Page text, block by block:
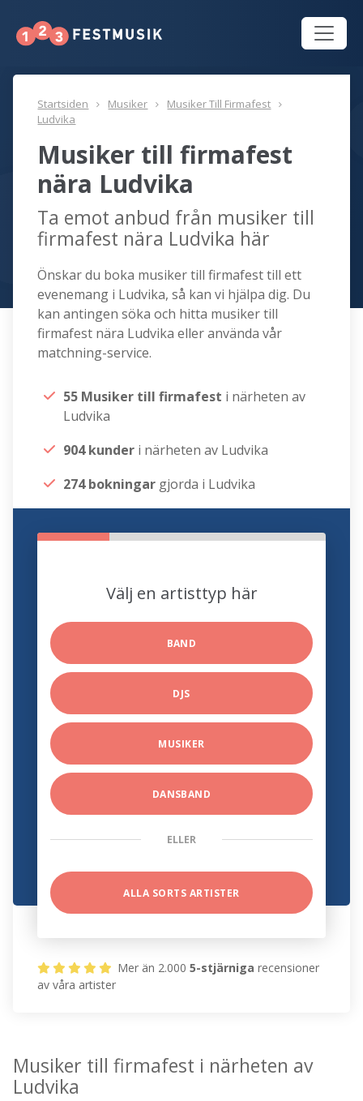
Startsiden Musiker
Musiker Till Firmafest
Ludvika
Musiker till firmafest
nära Ludvika
Ta emot anbud från musiker till
firmafest nära Ludvika här
Önskar du boka musiker till firmafest till ett
evenemang i Ludvika, så kan vi hjälpa dig. Du
kan antingen söka och hitta musiker till
firmafest nära Ludvika eller använda vår
matchning-service.
55 Musiker till firmafest i närheten av
Ludvika
904 kunder i närheten av Ludvika
274 bokningar gjorda i Ludvika
Välj en artisttyp här
BAND
DJS
MUSIKER
DANSBAND
ELLER
ALLA SORTS ARTISTER
Mer än 2.0005-stjärniga recensioner
av våra artister
Musiker till firmafest i närheten av
Ludvika